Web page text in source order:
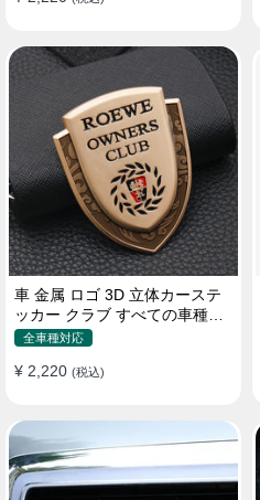
車 金属 ロゴ 3D 立体カーステ
ッカー クラブ すべての車種対
応 カスタム サイドポスト
全車種対応
¥ 2,220 (税込)